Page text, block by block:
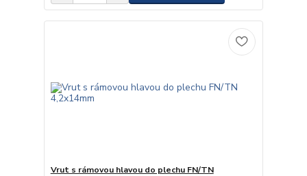
Vrut s rámovou hlavou do plechu FN/TN